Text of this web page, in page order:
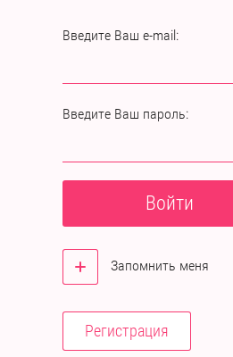
Введите Ваш e-mail:
Введите Ваш пароль:
Войти
Запомнить меня
Регистрация